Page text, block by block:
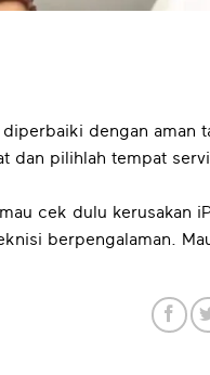
dengan
dan pilihlah tempat
cek dulu kerusakan
berpengalaman.